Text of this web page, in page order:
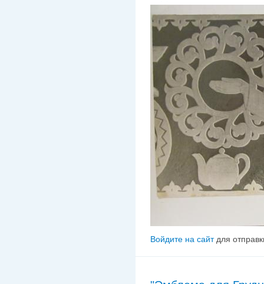
Войдите на сайтдля